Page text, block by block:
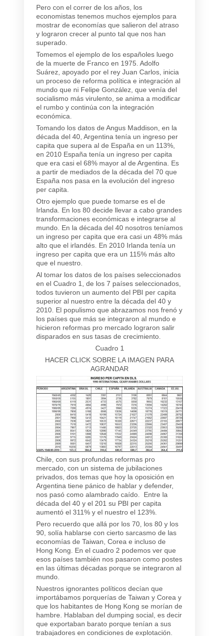
Pero con el correr de los años, los
economistas tenemos muchos ejemplos para
mostrar de economías que salieron del atraso
y lograron crecer al punto tal que nos han
superado.
Tomemos el ejemplo de los españoles luego
de la muerte de Franco en 1975. Adolfo
Suárez, apoyado por el rey Juan Carlos, inicia
un proceso de reforma política e integración al
mundo que ni Felipe González, que venía del
socialismo más virulento, se anima a modificar
el rumbo y continúa con la integración
económica.
Tomando los datos de Angus Maddison, en la
década del 40, Argentina tenía un ingreso per
capita que supera al de España en un 113%,
en 2010 España tenía un ingreso per capita
que era casi el 68% mayor al de Argentina. Es
a partir de mediados de la década del 70 que
España nos pasa en la evolución del ingreso
per capita.
Otro ejemplo que puede tomarse es el de
Irlanda. En los 80 decide llevar a cabo grandes
transformaciones económicas e integrarse al
mundo. En la década del 40 nosotros teníamos
un ingreso per capita que era casi un 48% más
alto que el irlandés. En 2010 Irlanda tenía un
ingreso per capita que era un 115% más alto
que el nuestro.
Al tomar los datos de los países seleccionados
en el Cuadro 1, de los 7 países seleccionados,
todos tuvieron un aumento del PBI per capita
superior al nuestro entre la década del 40 y
2010. El populismo que abrazamos nos frenó y
los países que más se integraron al mundo e
hicieron reformas pro mercado lograron salir
disparados en sus tasas de crecimiento.
Cuadro 1
HACER CLICK SOBRE LA IMAGEN PARA
AGRANDAR
Chile, con sus profundas reformas pro
mercado, con un sistema de jubilaciones
privados, dos temas que hoy la oposición en
Argentina tiene pánico de hablar y defender,
nos pasó como alambrado caído. Entre la
década del 40 y el 201 su PBI per capita
aumentó el 311% y el nuestro el 123%.
Pero recuerdo que allá por los 70, los 80 y los
90, solía hablarse con cierto sarcasmo de las
economías de Taiwan, Corea e incluso de
Hong Kong. En el cuadro 2 podemos ver que
esos países también nos pasaron como postes
en las últimas décadas porque se integraron al
mundo.
Nuestros ignorantes políticos decían que
importábamos porquerías de Taiwan y Corea y
que los habitantes de Hong Kong se morían de
hambre. Hablaban del dumping social, es decir
que exportaban barato porque tenían a sus
trabajadores en condiciones de explotación.